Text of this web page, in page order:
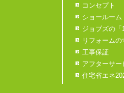
コンセプト
ショールーム
ジョブズの「
リフォーム
工事保証
アフターサー
住宅省エネ